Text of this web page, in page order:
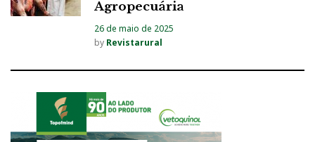
Agropecuária
26 de maio de 2025
by Revistarural